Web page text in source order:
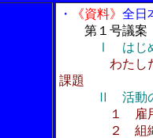
・ 《資料》 全日
第１号議
Ⅰ はじ
わたし
課題
Ⅱ 活動
１ 雇
２ 組織